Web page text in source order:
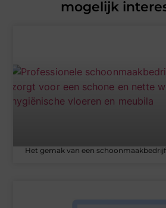
mogelijk
Het gemak van een